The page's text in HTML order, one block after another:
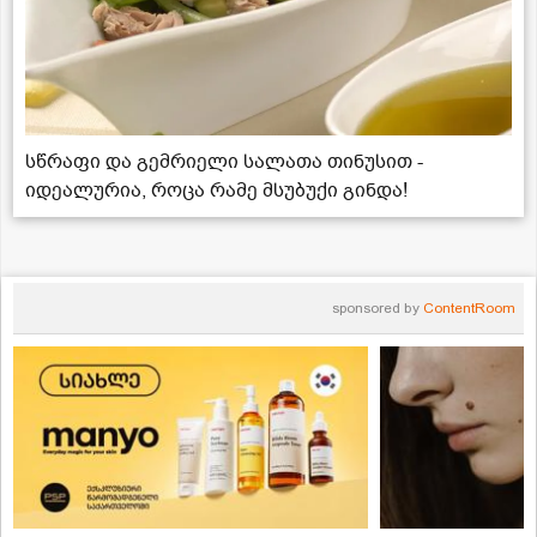
სწრაფი და გემრიელი სალათა თინუსით -
იდეალურია, როცა რამე მსუბუქი გინდა!
sponsored by ContentRoom